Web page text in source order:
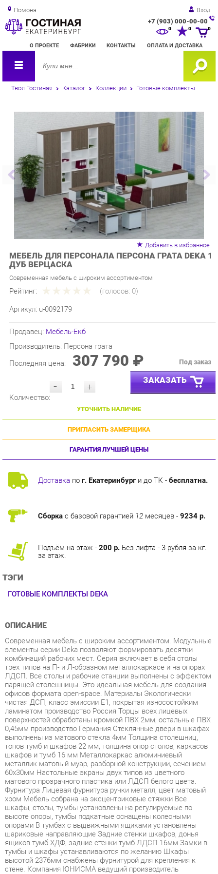
Помона Вход
+7 (903) 000-00-00
О ПРОЕКТЕ ФАБРИКИ КОНТАКТЫ ОПЛАТА И ДОСТАВКА
0 0
Твоя Гостиная Каталог Коллекции Готовые комплекты
МЕБЕЛЬ ДЛЯ ПЕРСОНАЛА ПЕРСОНА ГРАТА DEKA 1
ДУБ ВЕРЦАСКА
Современная мебель с широким ассортиментом
Рейтинг: (голосов:0)
u-0092179
Производитель:Персона грата
Последняя цена: 307 790 ₽
- ЗАКАЗАТЬ
УТОЧНИТЬ НАЛИЧИЕ
ПРИГЛАСИТЬ ЗАМЕРЩИКА
ГАРАНТИЯ ЛУЧШЕЙ ЦЕНЫ
Доставкапог. Екатеринбурги до ТК -бесплатна.
ТЭГИ
элементы серии Deka позволяют формировать десятки
трех типов на П- и Л-образном металлокаркасе и на опорах
ЛДСП. Все столы и рабочие станции выполнены с эффектом
парящей столешницы. Это идеальная мебель для создания
офисов формата open-space. Материалы Экологически
чистая ДСП, класс эмиссии Е1, покрытая износостойким
ламинатом производство Россия Торцы всех лицевых
поверхностей обработаны кромкой ПВХ 2мм, остальные ПВХ
0,45мм производство Германия Стеклянные двери в шкафах
выполнены из матового стекла 4мм Толщина столешниц,
топов тумб и шкафов 22 мм, толщина опор столов, каркасов
шкафов и тумб 16 мм Металлокаркас алюминиевый
металлик матовый муар, разборной конструкции, сечением
60х30мм Настольные экраны двух типов из цветного
матового прозрачного пластика или ЛДСП белого цвета.
Фурнитура Лицевая фурнитура ручки металл, цвет матовый
хром Мебель собрана на эксцентриковые стяжки Все
шкафы, столы, тумбы установлены на регулируемые по
высоте опоры, тумбы подкатные оснащены колесными
опорами В тумбах с выдвижными ящиками установлены
шариковые направляющие Задние стенки шкафов, донья
ящиков тумб ХДФ, задние стенки тумб ЛДСП 16мм Замки в
тумбы и шкафы устанавливаются по желанию Шкафы
высотой 2376мм снабжены фурнитурой для крепления к
стене. Компания ЮНИСМА ведущий производитель
металлокаркасов для офисной мебели в РФ.
Металлокаркасы ЮНИСМА основа стильной и качественной
мебели, проектируются и изготавливаются в соответствии с
современными требованиями к дизайну и